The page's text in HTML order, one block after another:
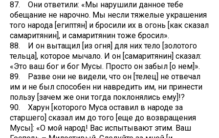
87. Они ответили: «Мы нарушили данное тебе
обещание не нарочно. Мы несли тяжелые украшения
того народа [египтян] и бросили их в огонь [как сказал
самаритянин], и самаритянин тоже бросил».
88. И он вытащил [из огня] для них тело [золотого
тельца], которое мычало. И он [самаритянин] сказал:
«Это ваш бог и бог Мусы. Просто он забыл [о нем]».
89. Разве они не видели, что он [телец] не отвечал
им и не был способен ни навредить им, ни принести
пользу [зачем же они тогда поклонялись ему]!?
90. Харун [которого Муса оставил в народе за
старшего] сказал им до того [еще до возвращения
Мусы]: «О мой народ! Вас испытывают этим. Ваш